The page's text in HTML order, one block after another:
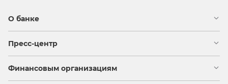
О банке
Пресс-центр
Финансовым организациям